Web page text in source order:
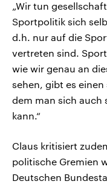
„Wir tun
Sportpolitik sich
d.h. nur auf die
vertreten sind.
wie wir genau an
sehen, gibt es
dem man sich
kann.“
Claus kritisiert
politische Gremien
Deutschen